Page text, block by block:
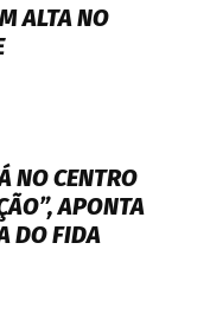
ALTA NO
NO CENTRO
APONTA
DO FIDA